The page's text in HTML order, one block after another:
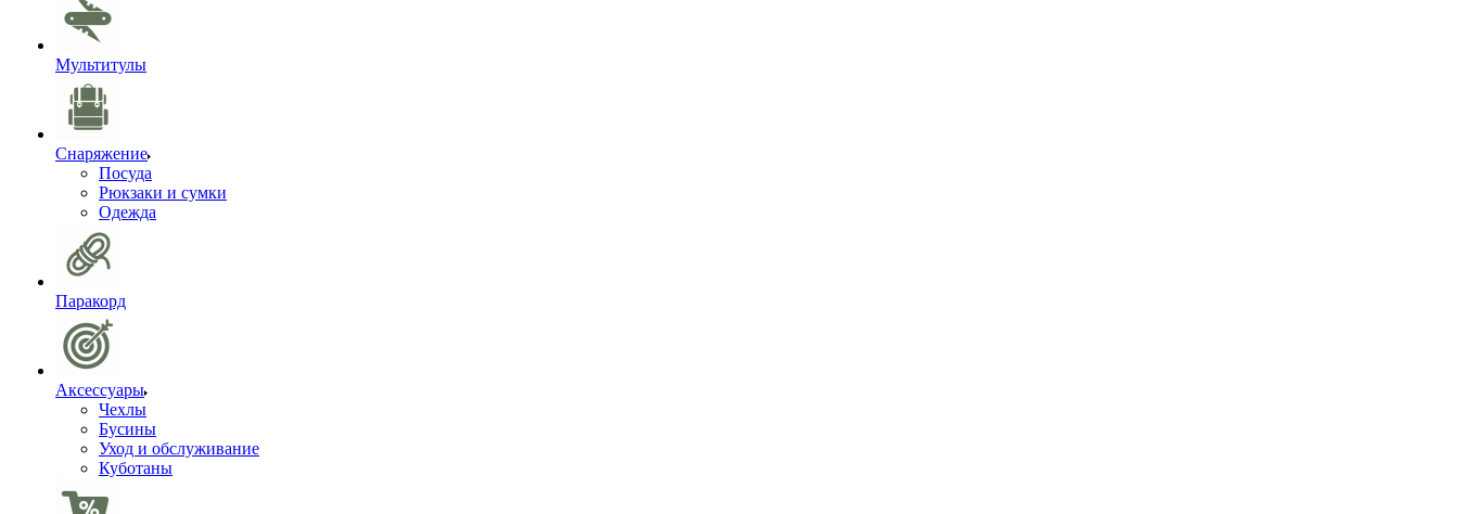
Мультитулы
Снаряжение
Посуда
Рюкзаки и сумки
Одежда
Паракорд
Аксессуары
Чехлы
Бусины
Уход и обслуживание
Куботаны